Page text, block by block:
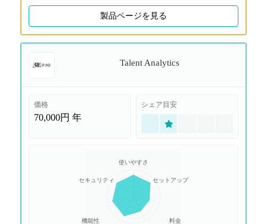
製品ページを見る
Talent Analytics
価格
70,000円 年
シェア目安
使いやすさ
セットアップ
料金
機能性
セキュリティ